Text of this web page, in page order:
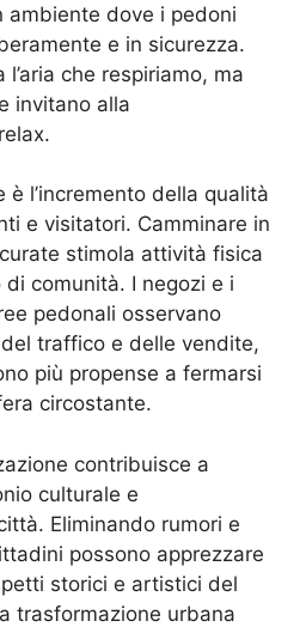
ambiente dove i pedoni
e in sicurezza.
che respiriamo, ma
invitano alla
è l’incremento della qualità
e visitatori. Camminare in
stimola attività fisica
comunità. I negozi e i
pedonali osservano
traffico e delle vendite,
più propense a fermarsi
circostante.
contribuisce a
culturale e
Eliminando rumori e
possono apprezzare
storici e artistici del
trasformazione urbana